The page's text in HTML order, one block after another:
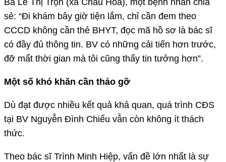
sẻ: “Đi khám bây giờ tiện lắm, chỉ cần đem theo
CCCD không cần thẻ BHYT, đọc mã hồ sơ là bác sĩ
có đầy đủ thông tin. BV có những cải tiến hơn trước,
đỡ mất thời gian mà tôi cũng thấy tin tưởng hơn”.
Một số khó khăn cần tháo gỡ
Dù đạt được nhiều kết quả khả quan, quá trình CĐS
tại BV Nguyễn Đình Chiểu vẫn còn không ít thách
thức.
Theo bác sĩ Trình Minh Hiệp, vấn đề lớn nhất là sự